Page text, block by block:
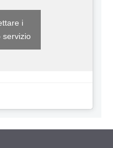
i
servizio